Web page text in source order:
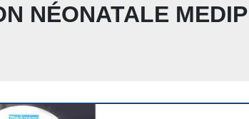
NÉONATALE